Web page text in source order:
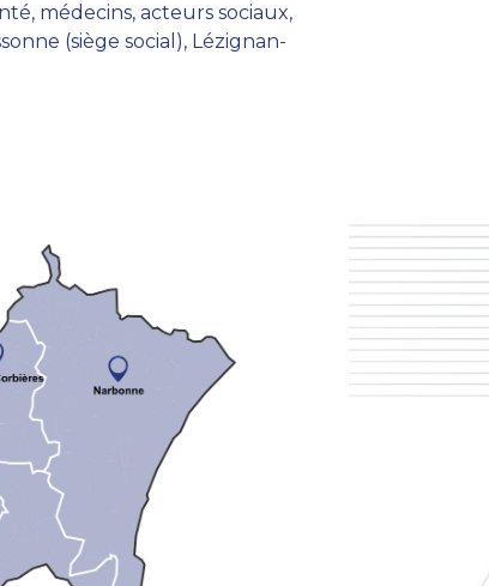
médecins, acteurs sociaux,
(siège social), Lézignan-